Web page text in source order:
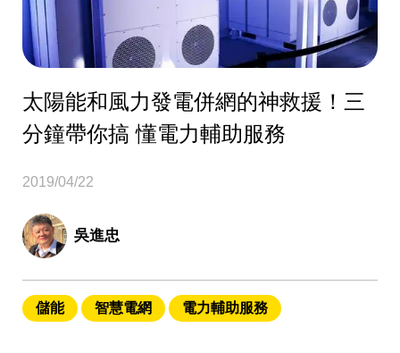
太陽能和風力發電併網的神救援！三
分鐘帶你搞 懂電力輔助服務
2019/04/22
吳進忠
儲能 智慧電網 電力輔助服務